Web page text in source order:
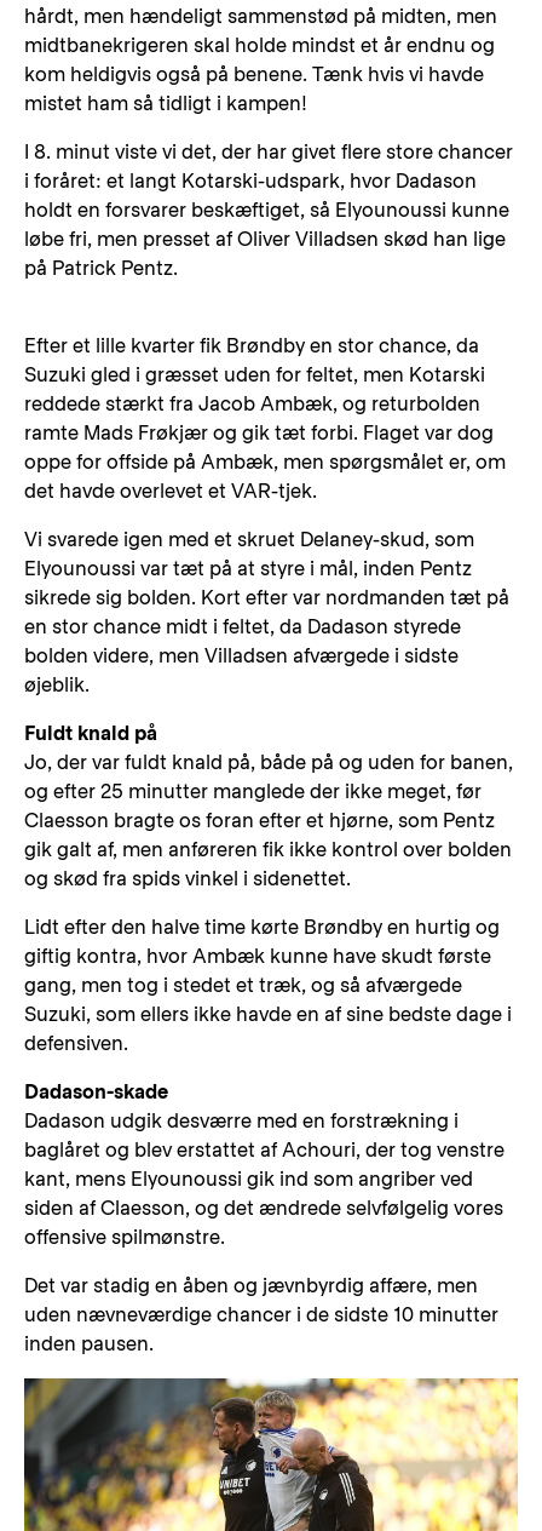
hårdt, men hændeligt sammenstød på midten, men
midtbanekrigeren skal holde mindst et år endnu og
kom heldigvis også på benene. Tænk hvis vi havde
mistet ham så tidligt i kampen!
I 8. minut viste vi det, der har givet flere store chancer
i foråret: et langt Kotarski-udspark, hvor Dadason
holdt en forsvarer beskæftiget, så Elyounoussi kunne
løbe fri, men presset af Oliver Villadsen skød han lige
på Patrick Pentz.
Efter et lille kvarter fik Brøndby en stor chance, da
Suzuki gled i græsset uden for feltet, men Kotarski
reddede stærkt fra Jacob Ambæk, og returbolden
ramte Mads Frøkjær og gik tæt forbi. Flaget var dog
oppe for offside på Ambæk, men spørgsmålet er, om
det havde overlevet et VAR-tjek.
Vi svarede igen med et skruet Delaney-skud, som
Elyounoussi var tæt på at styre i mål, inden Pentz
sikrede sig bolden. Kort efter var nordmanden tæt på
en stor chance midt i feltet, da Dadason styrede
bolden videre, men Villadsen afværgede i sidste
øjeblik.
Fuldt knald på
Jo, der var fuldt knald på, både på og uden for banen,
og efter 25 minutter manglede der ikke meget, før
Claesson bragte os foran efter et hjørne, som Pentz
gik galt af, men anføreren fik ikke kontrol over bolden
og skød fra spids vinkel i sidenettet.
Lidt efter den halve time kørte Brøndby en hurtig og
giftig kontra, hvor Ambæk kunne have skudt første
gang, men tog i stedet et træk, og så afværgede
Suzuki, som ellers ikke havde en af sine bedste dage i
defensiven.
Dadason-skade
Dadason udgik desværre med en forstrækning i
baglåret og blev erstattet af Achouri, der tog venstre
kant, mens Elyounoussi gik ind som angriber ved
siden af Claesson, og det ændrede selvfølgelig vores
offensive spilmønstre.
Det var stadig en åben og jævnbyrdig affære, men
uden nævneværdige chancer i de sidste 10 minutter
inden pausen.